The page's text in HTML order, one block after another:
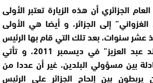
الجزائري أن هذه الزيارة تعتبر الأولى
إلى الجزائر، و أيضا هي الأولى
عشر سنوات، بعد تلك التي قام بها الرئيس
السابق “محمد ولد عبد العزيز” في ديسمبر 2011، و تأتي
بين مسؤولي البلدين، غير أن عددا من
يربطون بين إلحاح الجزائر على الرئيس